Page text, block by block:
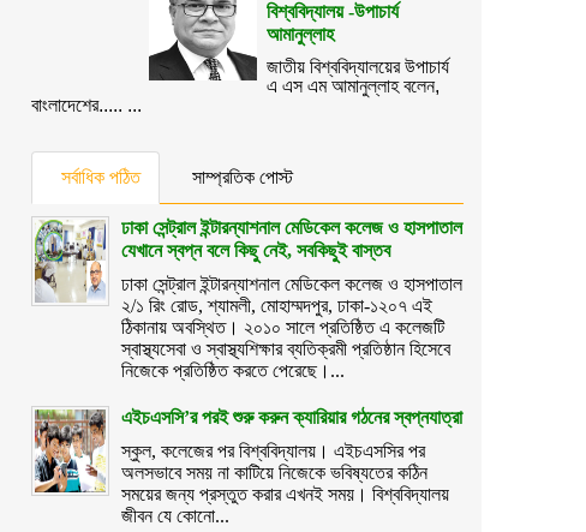
বিশ্ববিদ্যালয় -উপাচার্য
আমানুল্লাহ
জাতীয় বিশ্ববিদ্যালয়ের উপাচার্য
এ এস এম আমানুল্লাহ বলেন,
বাংলাদেশের..... ...
সর্বাধিক পঠিত সাম্প্রতিক পোস্ট
ঢাকা সেন্ট্রাল ইন্টারন্যাশনাল মেডিকেল কলেজ ও হাসপাতাল
যেখানে স্বপ্ন বলে কিছু নেই, সবকিছুই বাস্তব
ঢাকা সেন্ট্রাল ইন্টারন্যাশনাল মেডিকেল কলেজ ও হাসপাতাল
২/১ রিং রোড, শ্যামলী, মোহাম্মদপুর, ঢাকা-১২০৭ এই
ঠিকানায় অবস্থিত। ২০১০ সালে প্রতিষ্ঠিত এ কলেজটি
স্বাস্থ্যসেবা ও স্বাস্থ্যশিক্ষার ব্যতিক্রমী প্রতিষ্ঠান হিসেবে
নিজেকে প্রতিষ্ঠিত করতে পেরেছে।...
এইচএসসি’র পরই শুরু করুন ক্যারিয়ার গঠনের স্বপ্নযাত্রা
স্কুল, কলেজের পর বিশ্ববিদ্যালয়। এইচএসসির পর
অলসভাবে সময় না কাটিয়ে নিজেকে ভবিষ্যতের কঠিন
সময়ের জন্য প্রস্তুত করার এখনই সময়। বিশ্ববিদ্যালয়
জীবন যে কোনো...